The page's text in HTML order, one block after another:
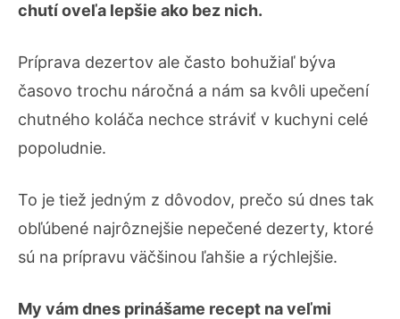
chutí oveľa lepšie ako bez nich.
Príprava dezertov ale často bohužiaľ býva
časovo trochu náročná a nám sa kvôli upečení
chutného koláča nechce stráviť v kuchyni celé
popoludnie.
To je tiež jedným z dôvodov, prečo sú dnes tak
obľúbené najrôznejšie nepečené dezerty, ktoré
sú na prípravu väčšinou ľahšie a rýchlejšie.
My vám dnes prinášame recept na veľmi